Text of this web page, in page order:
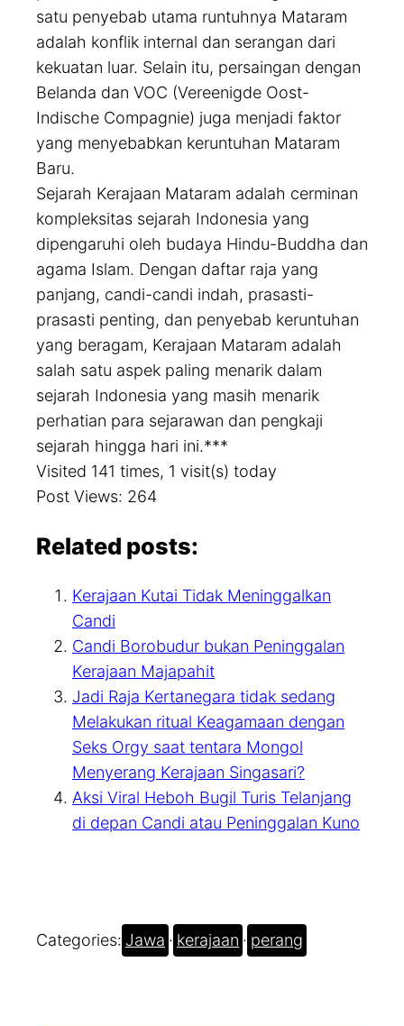
satu penyebab utama runtuhnya Mataram
adalah konflik internal dan serangan dari
kekuatan luar. Selain itu, persaingan dengan
Belanda dan VOC (Vereenigde Oost-
Indische Compagnie) juga menjadi faktor
yang menyebabkan keruntuhan Mataram
Baru.
Sejarah Kerajaan Mataram adalah cerminan
kompleksitas sejarah Indonesia yang
dipengaruhi oleh budaya Hindu-Buddha dan
agama Islam. Dengan daftar raja yang
panjang, candi-candi indah, prasasti-
prasasti penting, dan penyebab keruntuhan
yang beragam, Kerajaan Mataram adalah
salah satu aspek paling menarik dalam
sejarah Indonesia yang masih menarik
perhatian para sejarawan dan pengkaji
sejarah hingga hari ini.***
Visited 141 times, 1 visit(s) today
Post Views: 264
Related posts:
Kerajaan Kutai Tidak Meninggalkan
Candi
Candi Borobudur bukan Peninggalan
Kerajaan Majapahit
Jadi Raja Kertanegara tidak sedang
Melakukan ritual Keagamaan dengan
Seks Orgy saat tentara Mongol
Menyerang Kerajaan Singasari?
Aksi Viral Heboh Bugil Turis Telanjang
di depan Candi atau Peninggalan Kuno
Categories: Jawa · kerajaan · perang